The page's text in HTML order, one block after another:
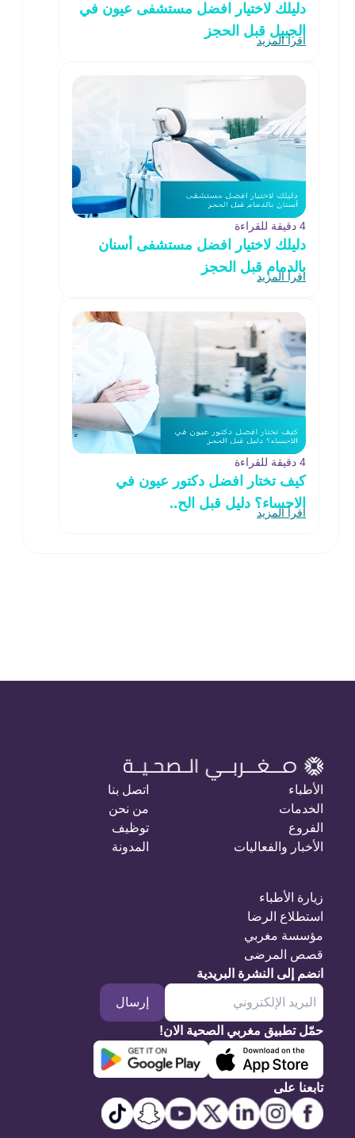
دليلك لاختيار افضل مستشفى عيون في
الجبيل قبل الحجز
اقرأ المزيد
4 دقيقة للقراءة
دليلك لاختيار افضل مستشفى أسنان
بالدمام قبل الحجز
اقرأ المزيد
4 دقيقة للقراءة
كيف تختار افضل دكتور عيون في
الاحساء؟ دليل قبل الح..
اقرأ المزيد
الأطباء
الخدمات
الفروع
الأخبار والفعاليات
اتصل بنا
من نحن
توظيف
المدونة
زيارة الأطباء
استطلاع الرضا
مؤسسة مغربي
قصص المرضى
انضم إلى النشرة البريدية
إرسال
حمّل تطبيق مغربي الصحية الان!
تابعنا على